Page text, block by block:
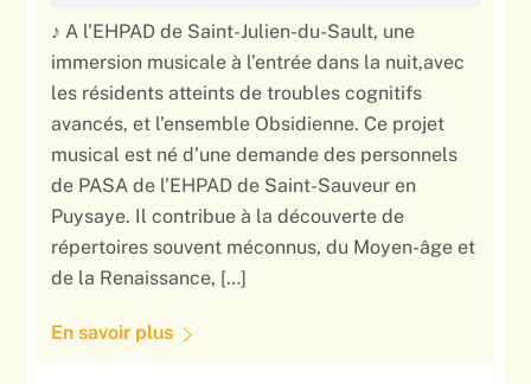
♪ A l’EHPAD de Saint-Julien-du-Sault, une
immersion musicale à l’entrée dans la nuit,avec
les résidents atteints de troubles cognitifs
avancés, et l’ensemble Obsidienne. Ce projet
musical est né d’une demande des personnels
de PASA de l’EHPAD de Saint-Sauveur en
Puysaye. Il contribue à la découverte de
répertoires souvent méconnus, du Moyen-âge et
de la Renaissance, […]
En savoir plus